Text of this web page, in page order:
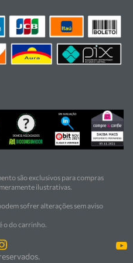
atendem
mineradoras e
em vendas,
Encontre
e equipamentos
são exclusivos para compras
ilustrativas.
sofrer alterações sem aviso
o do carrinho.